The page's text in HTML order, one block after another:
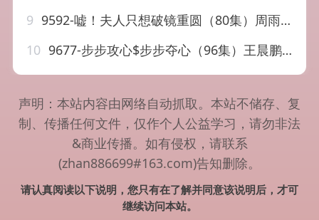
9 9592-嘘！夫人只想破镜重圆（80集）周雨婷&范雨馨
10 9677-步步攻心$步步夺心（96集）王晨鹏&李胜楠&伊琳
声明：本站内容由网络自动抓取。本站不储存、复
制、传播任何文件，仅作个人公益学习，请勿非法
&商业传播。如有侵权，请联系
(zhan886699#163.com)告知删除。
请认真阅读以下说明，您只有在了解并同意该说明后，才可
继续访问本站。